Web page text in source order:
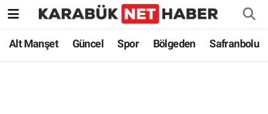
Alt Manşet Güncel Spor Bölgeden Safranbolu